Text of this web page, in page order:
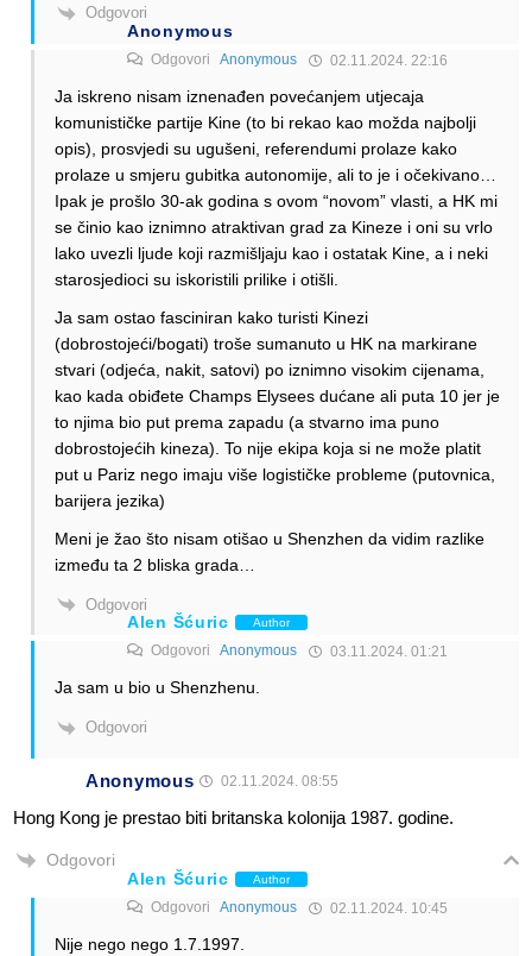
Odgovori
Anonymous
Odgovori Anonymous 02.11.2024. 22:16
Ja iskreno nisam iznenađen povećanjem utjecaja
komunističke partije Kine (to bi rekao kao možda najbolji
opis), prosvjedi su ugušeni, referendumi prolaze kako
prolaze u smjeru gubitka autonomije, ali to je i očekivano…
Ipak je prošlo 30-ak godina s ovom “novom” vlasti, a HK mi
se činio kao iznimno atraktivan grad za Kineze i oni su vrlo
lako uvezli ljude koji razmišljaju kao i ostatak Kine, a i neki
starosjedioci su iskoristili prilike i otišli.
Ja sam ostao fasciniran kako turisti Kinezi
(dobrostojeći/bogati) troše sumanuto u HK na markirane
stvari (odjeća, nakit, satovi) po iznimno visokim cijenama,
kao kada obiđete Champs Elysees dućane ali puta 10 jer je
to njima bio put prema zapadu (a stvarno ima puno
dobrostojećih kineza). To nije ekipa koja si ne može platit
put u Pariz nego imaju više logističke probleme (putovnica,
barijera jezika)
Meni je žao što nisam otišao u Shenzhen da vidim razlike
između ta 2 bliska grada…
Odgovori
Alen Šćuric Author
Odgovori Anonymous 03.11.2024. 01:21
Ja sam u bio u Shenzhenu.
Odgovori
Anonymous 02.11.2024. 08:55
Hong Kong je prestao biti britanska kolonija 1987. godine.
Odgovori
Alen Šćuric
Author
Odgovori Anonymous 02.11.2024. 10:45
Nije nego nego 1.7.1997.